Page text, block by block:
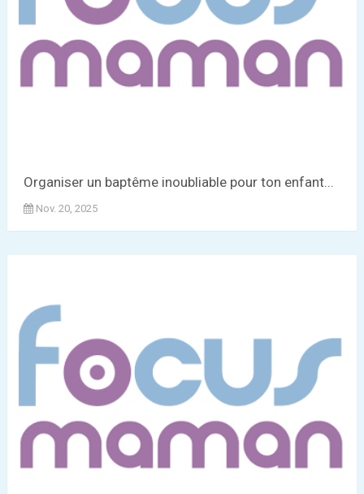
Organiser un baptême inoubliable pour ton enfant...
Nov. 20, 2025